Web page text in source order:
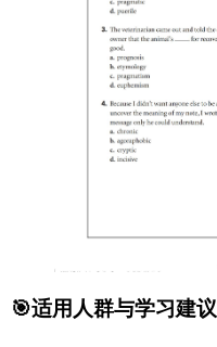
🎯适用人群与学习建议